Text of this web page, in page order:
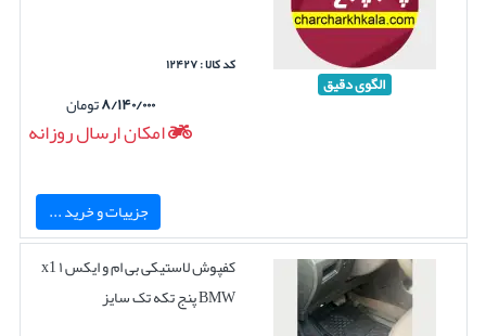
الگوی دقیق
کد کالا : ۱۲۴۲۷
۸/۱۴۰/۰۰۰تومان
امکان ارسال روزانه
جزییات و خرید ...
کفپوش لاستیکی بی ام و ایکس ۱ x1
BMW پنج تکه تک سایز